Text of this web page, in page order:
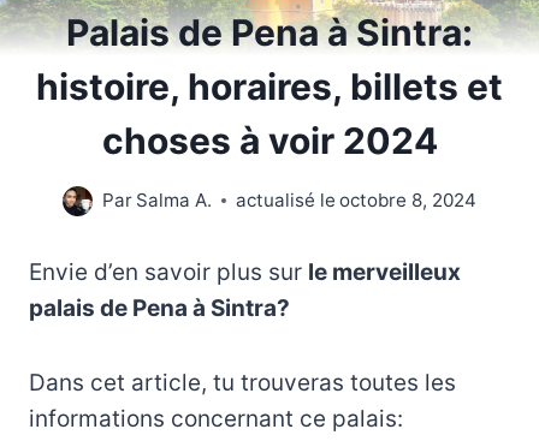
Palais de Pena à Sintra:
histoire, horaires, billets et
choses à voir 2024
Par Salma A. actualisé le octobre 8, 2024
Envie d’en savoir plus sur le merveilleux
palais de Pena à Sintra?
Dans cet article, tu trouveras toutes les
informations concernant ce palais: